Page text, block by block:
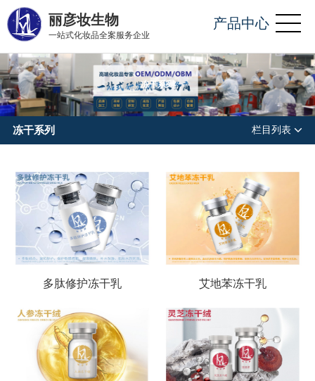
丽彦妆生物
一站式化妆品全案服务企业
产品中心
冻干系列
冻干系列 栏目列表
多肽修护冻干乳 艾地苯冻干乳